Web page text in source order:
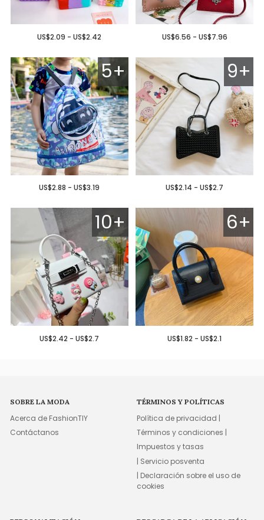
US$2.09 - US$2.42 US$6.56 - US$7.96
5+
US$2.88 - US$3.19
9+
US$2.14 - US$2.7
10+
US$2.42 - US$2.7
6+
US$1.82 - US$2.1
SOBRE LA MODA
Acerca de FashionTIY
Contáctanos
TÉRMINOS Y POLÍTICAS
Política de privacidad |
Términos y condiciones |
Impuestos y tasas
| Servicio posventa
| Declaración sobre el uso de
cookies